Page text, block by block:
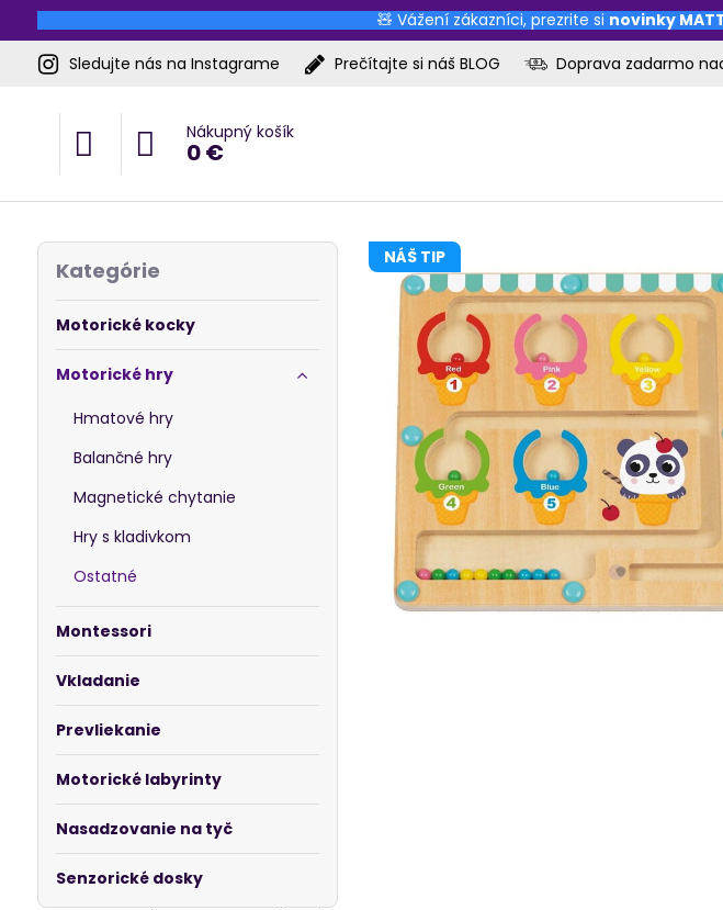
🧸 Vážení zákazníci, prezrite si novinky
Sledujte nás na Instagrame
Prečítajte si náš BLOG Doprava zadarmo
Nákupný košík
0 €
NÁŠ TIP
Kategórie
Motorické kocky
Motorické hry
Hmatové hry
Balančné hry
Magnetické chytanie
Hry s kladivkom
Ostatné
Montessori
Vkladanie
Prevliekanie
Motorické labyrinty
Nasadzovanie na tyč
Senzorické dosky